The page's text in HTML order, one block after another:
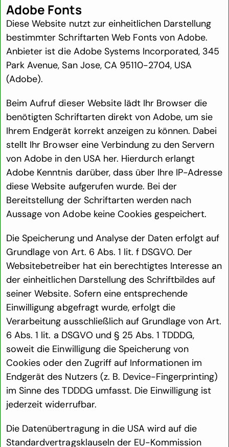
Adobe Fonts
Diese Website nutzt zur einheitlichen Darstellung
bestimmter Schriftarten Web Fonts von Adobe.
Anbieter ist die Adobe Systems Incorporated, 345
Park Avenue, San Jose, CA 95110-2704, USA
(Adobe).
Beim Aufruf dieser Website lädt Ihr Browser die
benötigten Schriftarten direkt von Adobe, um sie
Ihrem Endgerät korrekt anzeigen zu können. Dabei
stellt Ihr Browser eine Verbindung zu den Servern
von Adobe in den USA her. Hierdurch erlangt
Adobe Kenntnis darüber, dass über Ihre IP-Adresse
diese Website aufgerufen wurde. Bei der
Bereitstellung der Schriftarten werden nach
Aussage von Adobe keine Cookies gespeichert.
Die Speicherung und Analyse der Daten erfolgt auf
Grundlage von Art. 6 Abs. 1 lit. f DSGVO. Der
Websitebetreiber hat ein berechtigtes Interesse an
der einheitlichen Darstellung des Schriftbildes auf
seiner Website. Sofern eine entsprechende
Einwilligung abgefragt wurde, erfolgt die
Verarbeitung ausschließlich auf Grundlage von Art.
6 Abs. 1 lit. a DSGVO und § 25 Abs. 1 TDDDG,
soweit die Einwilligung die Speicherung von
Cookies oder den Zugriff auf Informationen im
Endgerät des Nutzers (z. B. Device-Fingerprinting)
im Sinne des TDDDG umfasst. Die Einwilligung ist
jederzeit widerrufbar.
Die Datenübertragung in die USA wird auf die
Standardvertragsklauseln der EU-Kommission